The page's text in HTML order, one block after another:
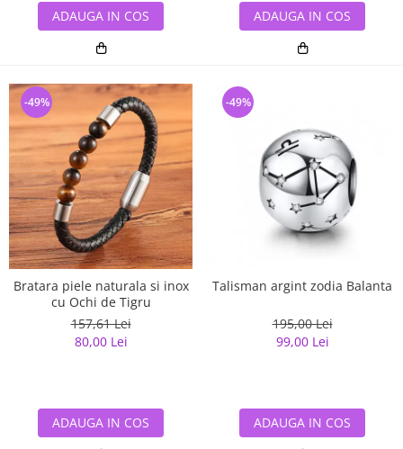
ADAUGA IN COS ADAUGA IN COS
Bratara piele naturala si inox
cu Ochi de Tigru
157,61 Lei
80,00 Lei
-49%
ADAUGA IN COS
Talisman argint zodia Balanta
195,00 Lei
99,00 Lei
-49%
ADAUGA IN COS